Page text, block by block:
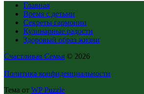
Главная
Время с детьми
Секреты гармонии
Кулинарные радости
Здоровый образ жизни
Счастливая Семья © 2026
Политика конфиденциальности
Тема от WP Puzzle